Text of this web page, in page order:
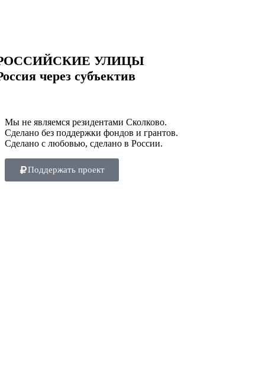
УЛИЦЫ
через субъектив
Мы не являемся резидентами Сколково.
Сделано без поддержки фондов и грантов.
Сделано с любовью, сделано в России.
Поддержать проект